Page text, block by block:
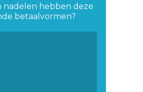
nadelen hebben deze
betaalvormen?